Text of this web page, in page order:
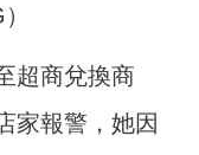
超商兌換商
家報警，她因